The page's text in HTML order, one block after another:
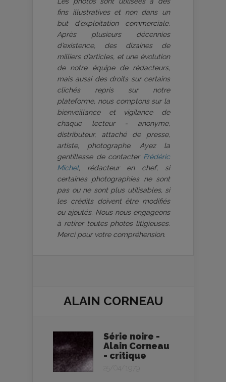
fins illustratives et non dans un
but d’exploitation commerciale.
Après plusieurs décennies
d’existence, des dizaines de
milliers d’articles, et une évolution
de notre équipe de rédacteurs,
mais aussi des droits sur certains
clichés repris sur notre
plateforme, nous comptons sur la
bienveillance et vigilance de
chaque lecteur - anonyme,
distributeur, attaché de presse,
artiste, photographe. Ayez la
gentillesse de contacter Frédéric
Michel, rédacteur en chef, si
certaines photographies ne sont
pas ou ne sont plus utilisables, si
les crédits doivent être modifiés
ou ajoutés. Nous nous engageons
à retirer toutes photos litigieuses.
Merci pour votre compréhension.
ALAIN CORNEAU
Série noire -
Alain Corneau
- critique
25/04/1979